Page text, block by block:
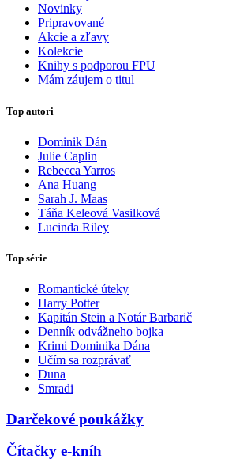
Novinky
Pripravované
Akcie a zľavy
Kolekcie
Knihy s podporou FPU
Mám záujem o titul
Top autori
Dominik Dán
Julie Caplin
Rebecca Yarros
Ana Huang
Sarah J. Maas
Táňa Keleová Vasilková
Lucinda Riley
Top série
Romantické úteky
Harry Potter
Kapitán Stein a Notár Barbarič
Denník odvážneho bojka
Krimi Dominika Dána
Učím sa rozprávať
Duna
Smradi
Darčekové poukážky
Čítačky e-kníh